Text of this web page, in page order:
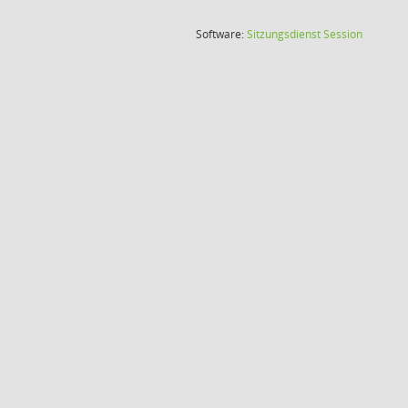
Software:SitzungsdienstSession(Wird in